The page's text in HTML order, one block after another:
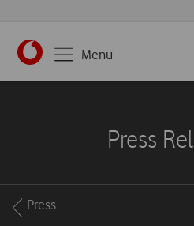
https://www.vodafone.pt
Menu
Press
Breadcrumbs
Press